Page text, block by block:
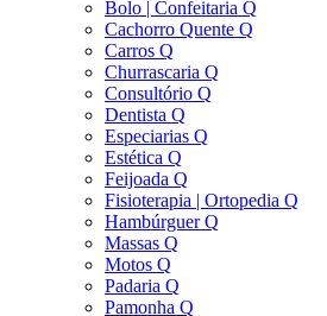
Bolo | Confeitaria Q
Cachorro Quente Q
Carros Q
Churrascaria Q
Consultório Q
Dentista Q
Especiarias Q
Estética Q
Feijoada Q
Fisioterapia | Ortopedia Q
Hambúrguer Q
Massas Q
Motos Q
Padaria Q
Pamonha Q